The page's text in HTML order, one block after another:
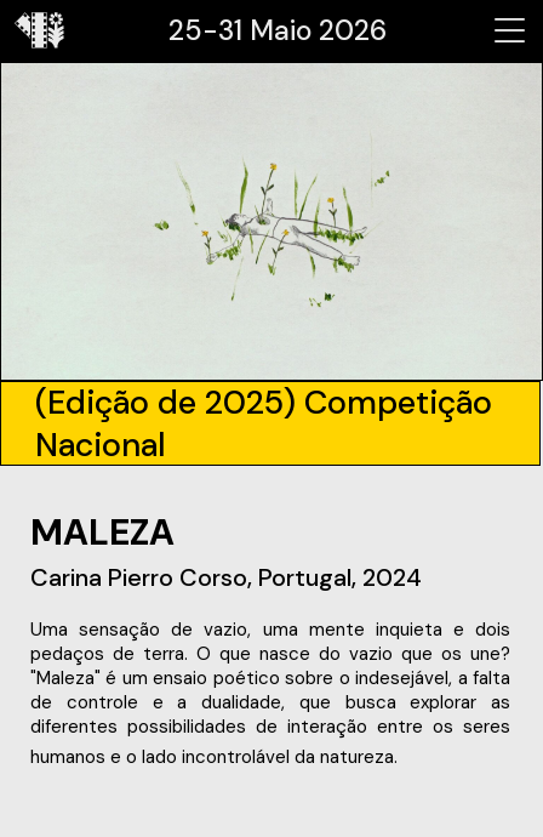
25-31 Maio 2026
(Edição de 2025) Competição
Nacional
MALEZA
Carina Pierro Corso, Portugal, 2024
Uma sensação de vazio, uma mente inquieta e dois
pedaços de terra. O que nasce do vazio que os une?
"Maleza" é um ensaio poético sobre o indesejável, a falta
de controle e a dualidade, que busca explorar as
diferentes possibilidades de interação entre os seres
humanos e o lado incontrolável da natureza.